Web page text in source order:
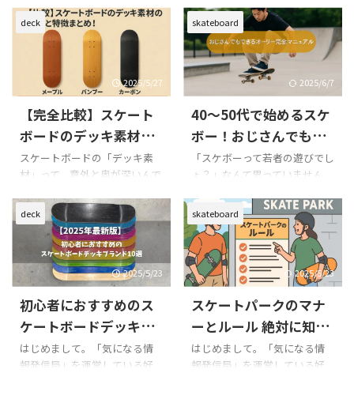
んが、滑りやすさやトリック
のしやすさに直結する、とても
大切なポイントなんです。 こ
ブ）、普通（ミディアム ...
てどう？」「グラインドって本
当に引っかからないの？」そ
んな疑問をスッキリ解消した
い方に向けた記事です。 初め
まして。「気になる情 ...
10年…ですが、ブランクは15
年。若い頃とは違い、今は体
力こそ落ちたものの、お金に
ーターとして復帰しました。
このブログでは、スケートボ
ードに関するパーツのレビュ
ーや用語解説、口コミ・評判
の調査まで、気になる情報を初
心者にも分かりやすく紹介し
ーがよく使うスラングや用語を
「ア行〜ワ行」＋「A to Z」で
完全網羅した記事をお届けし
ます。 スケートボードの世界
には、一般的にはあ ...
んなに軽く跳ぶの？」 スケー
トボードにハマったばかりの
人はもちろん、昔やってて久々
に再開したリターンスケータ
ー、そして長年滑ってる玄人ま
で…誰しも一度はぶち当たる
のが「オーリーの高さ」問題
です。 見た目はシンプルな技
なのに、いざやってみるとめち
ゃくちゃ奥が深い。自分でも
人、きっと多いはず。 こんに
ちは。「気になる情報発信
局」管理人の好太郎です。スケ
ート歴10年→ブランク15年
→58歳でスケート復帰した“ ...
deck
2025/5/27
【完全比較】スケート
ボードのデッキ素材を
徹底解説！メープル・
バンブー・カーボンの
違いとは？
スケートボードの「デッキ素
材」って、意外と奥が深いんで
まりやすさ、そして体への負
担まで、素材の違いが大きく影
響します。 この記事では、ス
ケート歴10年＋ブランク15年
のおじさんスケーターである筆
者・好太郎が、実際に使って試
したメープル・バンブー・カ
ーボンの3大素材を徹底比較！
それぞれの素材の特徴やメリ
ット・デメリット、リアルな
skateboard
2025/6/7
40～50代で始めるスケ
ボー！おじさんでもで
きるオーリー完全マニ
ュアル
「スケボーって若者の遊びでし
ょ？」なんて思っていません
スケートボードを始める“おじ
さんスケーター”が増えている
んです。 忙しい毎日の中で、
ちょっとしたスリルと達成感
を味わえるスケボーは、大人
にこそぴったりの趣味。なか
でも基本トリックの「オーリ
ー（OLLIE）」は、誰もが最初
にぶつかる壁でありながら、
乗り越えたときの喜びは格別
deck
2025/5/23
初心者におすすめのス
ケートボードデッキブ
ランド10選【2025年最
新版】
はじめまして。「気になる情
報発信局」を運営している好
skateboard
2025/5/23
スケートパークのマナ
ーとルール 絶対に知っ
ておきたい初心者が守
るべき基本的な事
はじめまして。「気になる情
報発信局」を運営している好